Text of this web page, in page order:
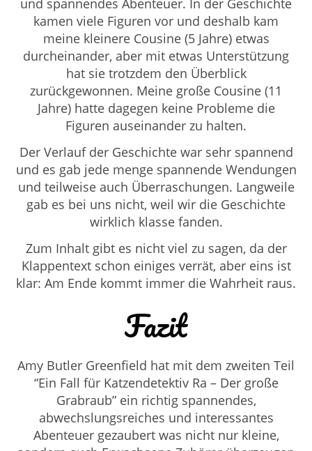
kamen viele Figuren vor und deshalb kam
meine kleinere Cousine (5 Jahre) etwas
durcheinander, aber mit etwas Unterstützung
hat sie trotzdem den Überblick
zurückgewonnen. Meine große Cousine (11
Jahre) hatte dagegen keine Probleme die
Figuren auseinander zu halten.
Der Verlauf der Geschichte war sehr spannend
und es gab jede menge spannende Wendungen
und teilweise auch Überraschungen. Langweile
gab es bei uns nicht, weil wir die Geschichte
wirklich klasse fanden.
Zum Inhalt gibt es nicht viel zu sagen, da der
Klappentext schon einiges verrät, aber eins ist
klar: Am Ende kommt immer die Wahrheit raus.
Fazit
Amy Butler Greenfield hat mit dem zweiten Teil
“Ein Fall für Katzendetektiv Ra – Der große
Grabraub” ein richtig spannendes,
abwechslungsreiches und interessantes
Abenteuer gezaubert was nicht nur kleine,